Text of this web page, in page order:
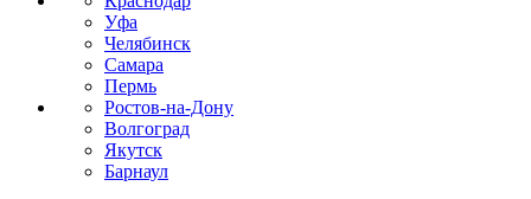
Уфа
Челябинск
Самара
Пермь
Ростов-на-Дону
Волгоград
Якутск
Барнаул